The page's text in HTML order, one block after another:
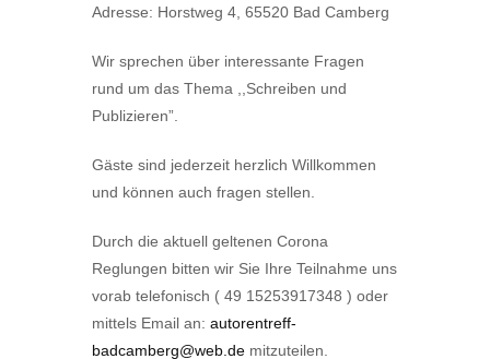
Adresse: Horstweg 4, 65520 Bad Camberg
Wir sprechen über interessante Fragen
rund um das Thema ,,Schreiben und
Publizieren”.
Gäste sind jederzeit herzlich Willkommen
und können auch fragen stellen.
Durch die aktuell geltenen Corona
Reglungen bitten wir Sie Ihre Teilnahme uns
vorab telefonisch ( 49 15253917348 ) oder
mittels Email an: autorentreff-
badcamberg@web.de mitzuteilen.